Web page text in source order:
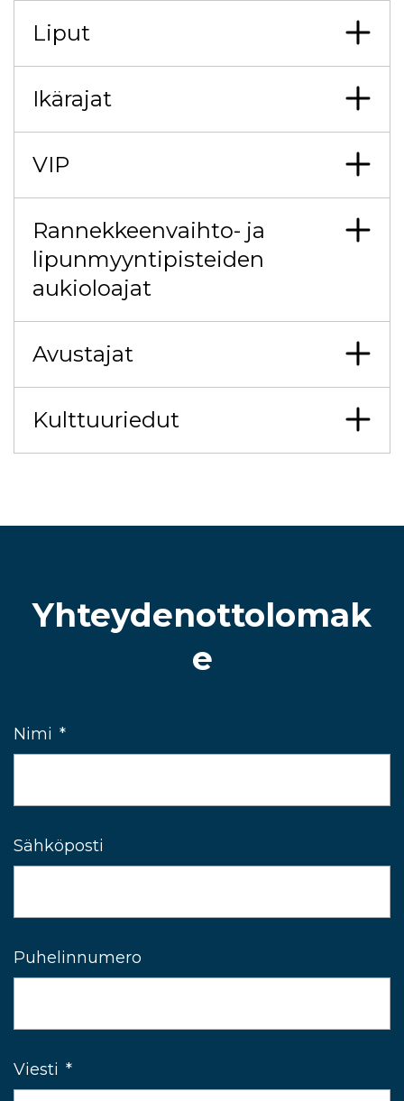
Liput
Ikärajat
VIP
Rannekkeenvaihto- ja
lipunmyyntipisteiden
aukioloajat
Avustajat
Kulttuuriedut
Yhteydenottolomak
e
Nimi *
Sähköposti
Puhelinnumero
Viesti *